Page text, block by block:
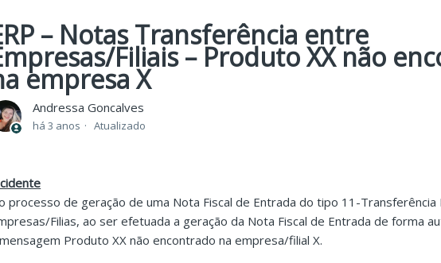
– Notas Transferência entre
Filiais – Produto XX não
empresa X
Andressa Goncalves
há 3 anos Atualizado
processo de geração de uma Nota Fiscal de Entrada do tipo 11-Transferência
Filias, ao ser efetuada a geração da Nota Fiscal de Entrada de forma
Produto XX não encontrado na empresa/filial X.